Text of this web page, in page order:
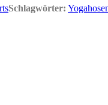
Schlagwörter: